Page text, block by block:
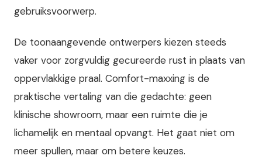
gebruiksvoorwerp.
De toonaangevende ontwerpers kiezen steeds
vaker voor zorgvuldig gecureerde rust in plaats van
oppervlakkige praal. Comfort-maxxing is de
praktische vertaling van die gedachte: geen
klinische showroom, maar een ruimte die je
lichamelijk en mentaal opvangt. Het gaat niet om
meer spullen, maar om betere keuzes.